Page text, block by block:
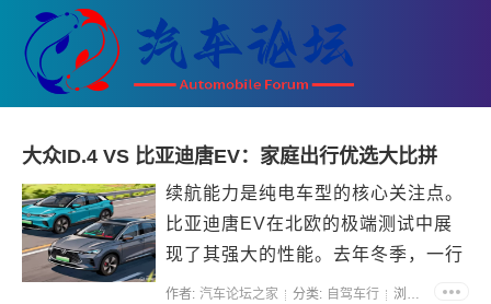
大众ID.4 VS 比亚迪唐EV：家庭出行优选大比拼
续航能力是纯电车型的核心关注点。
比亚迪唐EV在北欧的极端测试中展
现了其强大的性能。去年冬季，一行
人驾驶唐EV在零下数度的挪威自
作者: 汽车论坛之家 分类: 自驾车行 浏览:71811